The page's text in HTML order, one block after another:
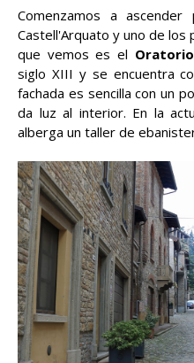
Comenzamos a
Castell'Arquato y uno de
que vemos es el
siglo XIII y se encuentra
fachada es sencilla con un
da luz al interior. En la
alberga un taller de